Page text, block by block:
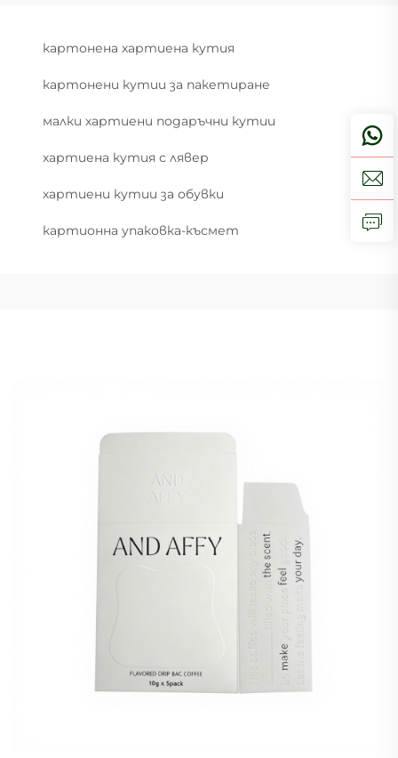
картонена хартиена кутия
картонени кутии за пакетиране
малки хартиени подаръчни кутии
хартиена кутия с лявер
хартиени кутии за обувки
картионна упаковка-късмет